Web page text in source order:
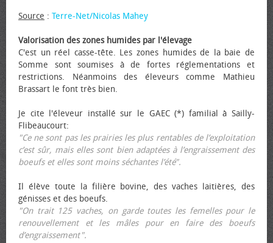
Source : Terre-Net/Nicolas Mahey
Valorisation des zones humides par l'élevage
C'est un réel casse-tête. Les zones humides de la baie de
Somme sont soumises à de fortes réglementations et
restrictions. Néanmoins des éleveurs comme Mathieu
Brassart le font très bien.
Je cite l'éleveur installé sur le GAEC (*) familial à Sailly-
Flibeaucourt:
"Ce ne sont pas les prairies les plus rentables de l’exploitation
c’est sûr, mais elles sont bien adaptées à l’engraissement des
bœufs et elles sont moins séchantes l’été".
Il élève toute la filière bovine, des vaches laitières, des
génisses et des bœufs.
"On trait 125 vaches, on garde toutes les femelles pour le
renouvellement et les mâles pour en faire des bœufs
d’engraissement".